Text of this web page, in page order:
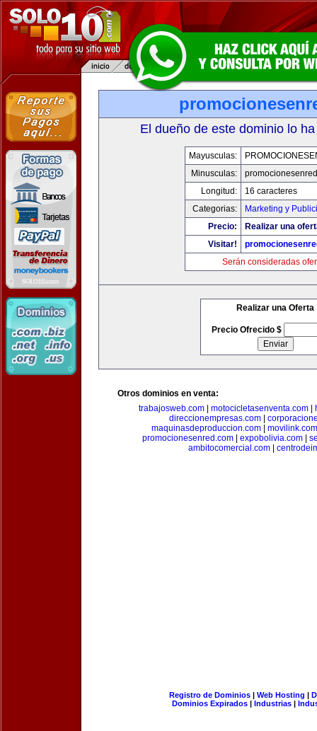
El dueño de este dominio lo
Mayusculas:
Minusculas:
Longitud:
16 caracteres
Categorias:
Marketing y
Precio:
Realizar una
Visitar!
Serán consideradas
Realizar una Oferta
Precio Ofrecido $
Otros dominios en venta:
trabajosweb.com| motocicletasenventa.com|
direccionempresas.com|
maquinasdeproduccion.com
movilink.com
promocionesenred.com| expobolivia.com|
ambitocomercial.com
Registro de Dominios| Web Hosting |
Dominios Expirados | Industrias |